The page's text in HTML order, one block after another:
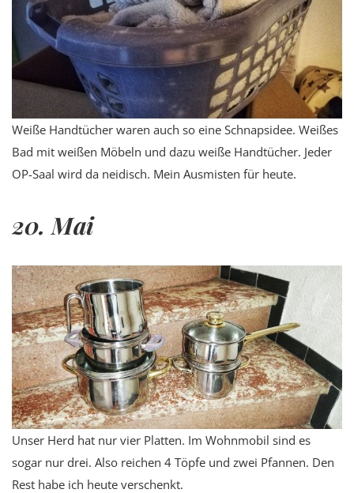
Weiße Handtücher waren auch so eine Schnapsidee. Weißes
Bad mit weißen Möbeln und dazu weiße Handtücher. Jeder
OP-Saal wird da neidisch. Mein Ausmisten für heute.
20. Mai
Unser Herd hat nur vier Platten. Im Wohnmobil sind es
sogar nur drei. Also reichen 4 Töpfe und zwei Pfannen. Den
Rest habe ich heute verschenkt.